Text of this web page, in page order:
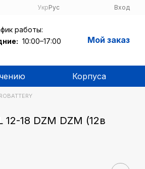
УкрРус Вход
работы:
10:00–17:00 Мой заказ
Корпуса
18 DZM DZM (12в